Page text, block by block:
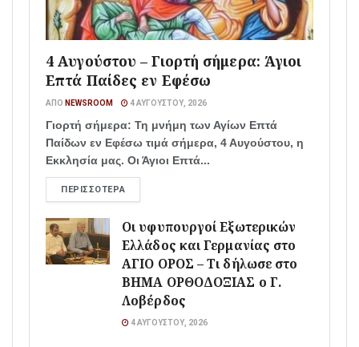
4 Αυγούστου – Γιορτή σήμερα: Άγιοι
Επτά Παίδες εν Εφέσω
ΑΠΌ NEWSROOM 4 ΑΥΓΟΎΣΤΟΥ, 2026
Γιορτή σήμερα: Τη μνήμη των Αγίων Επτά
Παίδων εν Εφέσω τιμά σήμερα, 4 Αυγούστου, η
Εκκλησία μας. Οι Άγιοι Επτά...
ΠΕΡΙΣΣΌΤΕΡΑ
Οι υφυπουργοί Εξωτερικών
Ελλάδος και Γερμανίας στο
ΑΓΙΟ ΟΡΟΣ – Τι δήλωσε στο
ΒΗΜΑ ΟΡΘΟΔΟΞΙΑΣ ο Γ.
Λοβέρδος
4 ΑΥΓΟΎΣΤΟΥ, 2026